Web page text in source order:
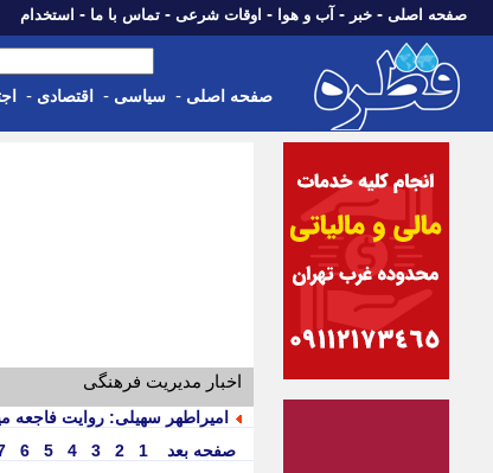
صفحه اصلی - خبر - آب و هوا - اوقات شرعی - تماس با ما - استخدام
صفحه اصلی - سیاسی - اقتصادی -
اخبار مدیریت فرهنگی
امیراطهر سهیلی: روایت فاجعه
صفحه بعد
1
2
3
4
5
6